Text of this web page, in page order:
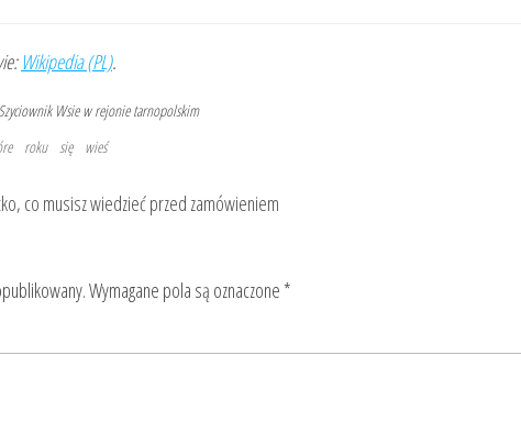
Wikipedia (PL).
Wsie w rejonie tarnopolskim
roku się wieś
co musisz wiedzieć przed zamówieniem
Wymagane pola są oznaczone *